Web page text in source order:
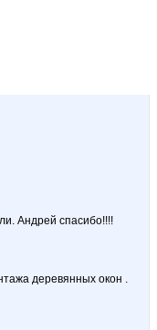
Андрей спасибо!!!!
деревянных окон .